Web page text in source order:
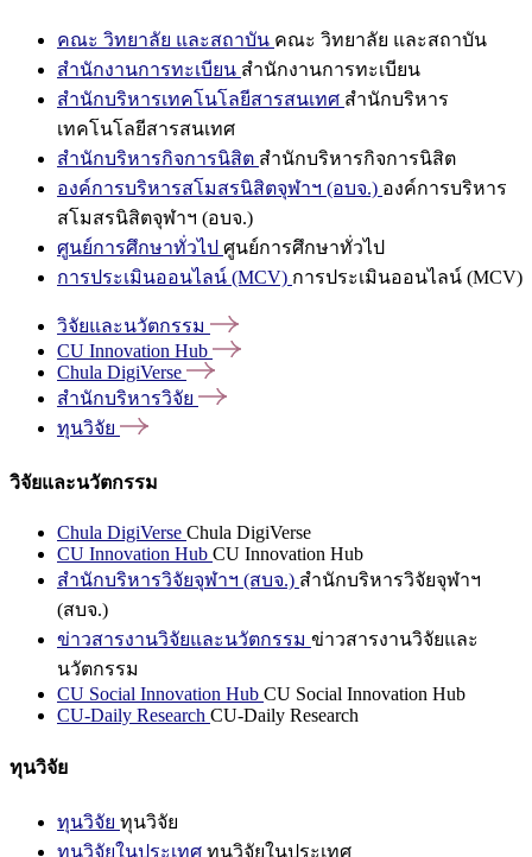
คณะ วิทยาลัย และสถาบัน คณะ วิทยาลัย และสถาบัน
สำนักงานการทะเบียน สำนักงานการทะเบียน
สำนักบริหารเทคโนโลยีสารสนเทศ สำนักบริหาร
เทคโนโลยีสารสนเทศ
สำนักบริหารกิจการนิสิต สำนักบริหารกิจการนิสิต
องค์การบริหารสโมสรนิสิตจุฬาฯ (อบจ.) องค์การบริหาร
สโมสรนิสิตจุฬาฯ (อบจ.)
ศูนย์การศึกษาทั่วไป ศูนย์การศึกษาทั่วไป
การประเมินออนไลน์ (MCV) การประเมินออนไลน์ (MCV)
วิจัยและนวัตกรรม
CU Innovation Hub
Chula DigiVerse
สำนักบริหารวิจัย
ทุนวิจัย
วิจัยและนวัตกรรม
Chula DigiVerse Chula DigiVerse
CU Innovation Hub CU Innovation Hub
สำนักบริหารวิจัยจุฬาฯ (สบจ.) สำนักบริหารวิจัยจุฬาฯ
(สบจ.)
ข่าวสารงานวิจัยและนวัตกรรม ข่าวสารงานวิจัยและ
นวัตกรรม
CU Social Innovation Hub CU Social Innovation Hub
CU-Daily Research CU-Daily Research
ทุนวิจัย
ทุนวิจัย ทุนวิจัย
ทุนวิจัยในประเทศ ทุนวิจัยในประเทศ